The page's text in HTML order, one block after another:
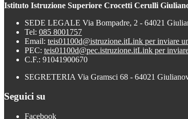
Istituto Istruzione Superiore Crocetti Cerulli
SEDE LEGALE Via Bompadre, 2 - 64021
Tel: 085 8001757
Email: teis01100d@istruzione.itLink per inviare
PEC: teis01100d@pec.istruzione.itLink per
C.F.: 91041900670
SEGRETERIA Via Gramsci 68 - 64021
Seguici su
Facebook